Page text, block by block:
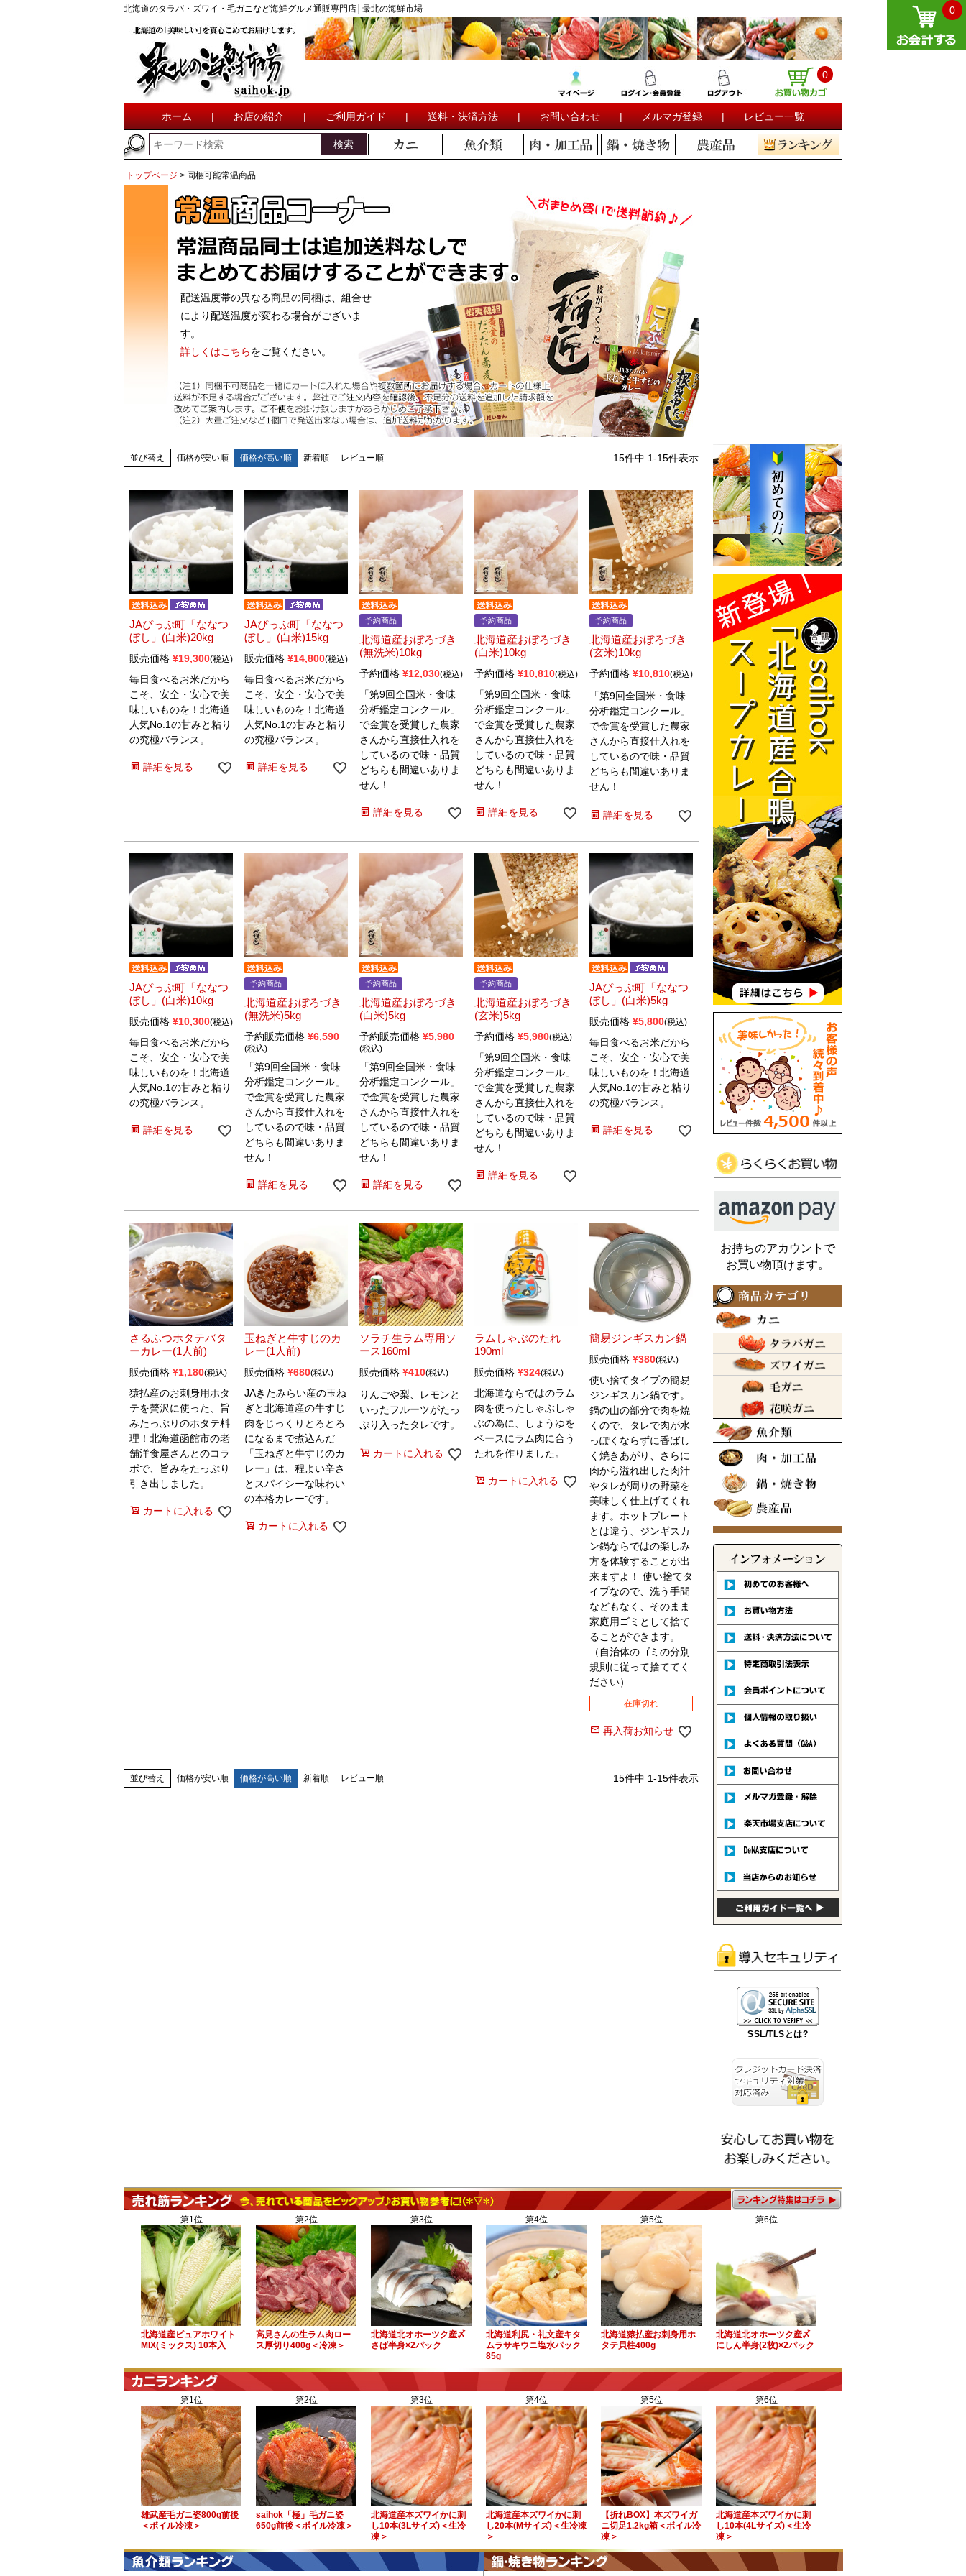
北海道のタラバ・ズワイ・毛ガニなど海鮮グルメ通販専門店│最北の海鮮市場
0
ホーム | お店の紹介 | ご利用ガイド | 送料・決済方法 | お問い合わせ | メルマガ登録 | レビュー一覧
検索
トップページ 同梱可能常温商品
配送温度帯の異なる商品の同梱は、組合せ
により配送温度が変わる場合がございま
す。
詳しくはこちらをご覧ください。
並び替え 価格が安い順 価格が高い順 新着順 レビュー順 15件中 1-15件表示
JAぴっぷ町「ななつ
ぼし」(白米)20kg
販売価格 ¥19,300 税込
毎日食べるお米だから
こそ、安全・安心で美
味しいものを！北海道
人気No.1の甘みと粘り
の究極バランス。
詳細を見る
JAぴっぷ町「ななつ
ぼし」(白米)15kg
販売価格 ¥14,800 税込
毎日食べるお米だから
こそ、安全・安心で美
味しいものを！北海道
人気No.1の甘みと粘り
の究極バランス。
詳細を見る
予約商品
北海道産おぼろづき
(無洗米)10kg
予約価格 ¥12,030 税込
「第9回全国米・食味
分析鑑定コンクール」
で金賞を受賞した農家
さんから直接仕入れを
しているので味・品質
どちらも間違いありま
せん！
詳細を見る
予約商品
北海道産おぼろづき
(白米)10kg
予約価格 ¥10,810 税込
「第9回全国米・食味
分析鑑定コンクール」
で金賞を受賞した農家
さんから直接仕入れを
しているので味・品質
どちらも間違いありま
せん！
詳細を見る
予約商品
北海道産おぼろづき
(玄米)10kg
予約価格 ¥10,810 税込
「第9回全国米・食味
分析鑑定コンクール」
で金賞を受賞した農家
さんから直接仕入れを
しているので味・品質
どちらも間違いありま
せん！
詳細を見る
JAぴっぷ町「ななつ
ぼし」(白米)10kg
販売価格 ¥10,300 税込
毎日食べるお米だから
こそ、安全・安心で美
味しいものを！北海道
人気No.1の甘みと粘り
の究極バランス。
詳細を見る
予約商品
北海道産おぼろづき
(無洗米)5kg
予約販売価格 ¥6,590
税込
「第9回全国米・食味
分析鑑定コンクール」
で金賞を受賞した農家
さんから直接仕入れを
しているので味・品質
どちらも間違いありま
せん！
詳細を見る
予約商品
北海道産おぼろづき
(白米)5kg
予約販売価格 ¥5,980
税込
「第9回全国米・食味
分析鑑定コンクール」
で金賞を受賞した農家
さんから直接仕入れを
しているので味・品質
どちらも間違いありま
せん！
詳細を見る
予約商品
北海道産おぼろづき
(玄米)5kg
予約価格 ¥5,980 税込
「第9回全国米・食味
分析鑑定コンクール」
で金賞を受賞した農家
さんから直接仕入れを
しているので味・品質
どちらも間違いありま
せん！
詳細を見る
JAぴっぷ町「ななつ
ぼし」(白米)5kg
販売価格 ¥5,800 税込
毎日食べるお米だから
こそ、安全・安心で美
味しいものを！北海道
人気No.1の甘みと粘り
の究極バランス。
詳細を見る
さるふつホタテバタ
ーカレー(1人前)
販売価格 ¥1,180 税込
猿払産のお刺身用ホタ
テを贅沢に使った、旨
みたっぷりのホタテ料
理！北海道函館市の老
舗洋食屋さんとのコラ
ボで、旨みをたっぷり
引き出しました。
カートに入れる
玉ねぎと牛すじのカ
レー(1人前)
販売価格 ¥680 税込
JAきたみらい産の玉ね
ぎと北海道産の牛すじ
肉をじっくりとろとろ
になるまで煮込んだ
「玉ねぎと牛すじのカ
レー」は、程よい辛さ
とスパイシーな味わい
の本格カレーです。
カートに入れる
ソラチ生ラム専用ソ
ース160ml
販売価格 ¥410 税込
りんごや梨、レモンと
いったフルーツがたっ
ぷり入ったタレです。
カートに入れる
ラムしゃぶのたれ
190ml
販売価格 ¥324 税込
北海道ならではのラム
肉を使ったしゃぶしゃ
ぶの為に、しょうゆを
ベースにラム肉に合う
たれを作りました。
カートに入れる
簡易ジンギスカン鍋
販売価格 ¥380 税込
使い捨てタイプの簡易
ジンギスカン鍋です。
鍋の山の部分で肉を焼
くので、タレで肉が水
っぽくならずに香ばし
く焼きあがり、さらに
肉から溢れ出した肉汁
やタレが周りの野菜を
美味しく仕上げてくれ
ます。ホットプレート
とは違う、ジンギスカ
ン鍋ならではの楽しみ
方を体験することが出
来ますよ！ 使い捨てタ
イプなので、洗う手間
などもなく、そのまま
家庭用ゴミとして捨て
ることができます。
（自治体のゴミの分別
規則に従って捨ててく
ださい）
在庫切れ
再入荷お知らせ
並び替え 価格が安い順 価格が高い順 新着順 レビュー順 15件中 1-15件表示
お持ちのアカウントで
お買い物頂けます。
SSL/TLSとは?
0
第1位
北海道産ピュアホワイト
MIX(ミックス) 10本入
第2位
高見さんの生ラム肉ロー
ス厚切り400g＜冷凍＞
第3位
北海道北オホーツク産〆
さば半身×2パック
第4位
北海道利尻・礼文産キタ
ムラサキウニ塩水パック
85g
第5位
北海道猿払産お刺身用ホ
タテ貝柱400g
第6位
北海道北オホーツク産〆
にしん半身(2枚)×2パック
第1位
雄武産毛ガニ姿800g前後
＜ボイル冷凍＞
第2位
saihok「極」毛ガニ姿
650g前後＜ボイル冷凍＞
第3位
北海道産本ズワイかに刺
し10本(3Lサイズ)＜生冷
凍＞
第4位
北海道産本ズワイかに刺
し20本(Mサイズ)＜生冷凍
＞
第5位
【折れBOX】本ズワイガ
ニ切足1.2kg箱＜ボイル冷
凍＞
第6位
北海道産本ズワイかに刺
し10本(4Lサイズ)＜生冷
凍＞